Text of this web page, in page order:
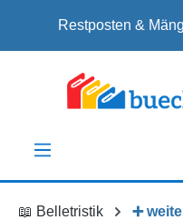
Zum Hauptinhalt springen
Restposten &
📖 Belletristik ➕